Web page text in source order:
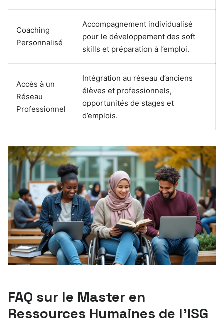
Coaching
Personnalisé
Accompagnement individualisé
pour le développement des soft
skills et préparation à l’emploi.
Accès à un
Réseau
Professionnel
Intégration au réseau d’anciens
élèves et professionnels,
opportunités de stages et
d’emplois.
FAQ sur le Master en
Ressources Humaines de l’ISG